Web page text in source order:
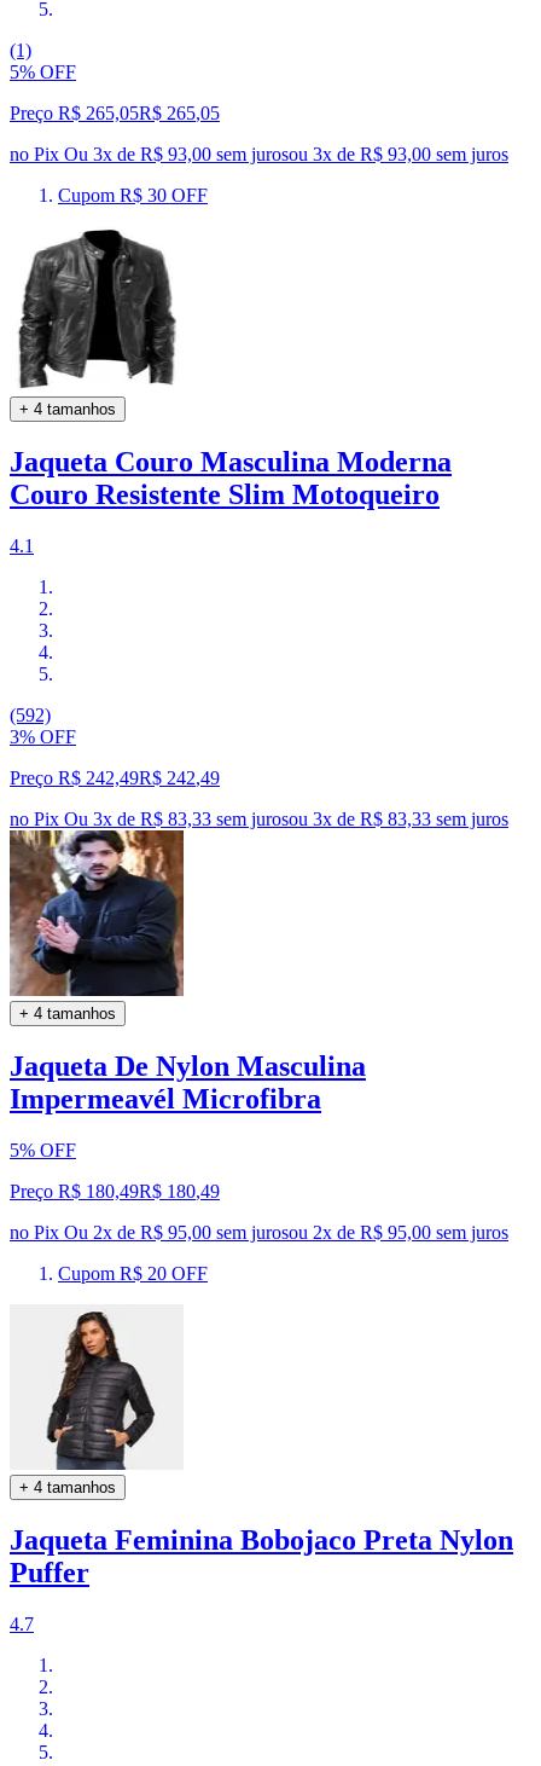
(1)
5% OFF
Preço R$ 265,05R$ 265,05
no Pix Ou 3x de R$ 93,00 sem jurosou 3x de R$ 93,00 sem juros
Cupom R$ 30 OFF
+ 4 tamanhos
Jaqueta Couro Masculina Moderna
Couro Resistente Slim Motoqueiro
4.1
(592)
3% OFF
Preço R$ 242,49R$ 242,49
no Pix Ou 3x de R$ 83,33 sem jurosou 3x de R$ 83,33 sem juros
+ 4 tamanhos
Jaqueta De Nylon Masculina
Impermeavél Microfibra
5% OFF
Preço R$ 180,49R$ 180,49
no Pix Ou 2x de R$ 95,00 sem jurosou 2x de R$ 95,00 sem juros
Cupom R$ 20 OFF
+ 4 tamanhos
Jaqueta Feminina Bobojaco Preta Nylon
Puffer
4.7